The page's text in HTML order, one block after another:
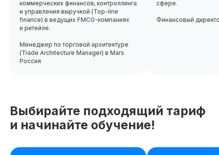
коммерческих финансов, контроллинга
и управления выручкой (Top-line
finance) в ведущих FMCG-компаниях
и ритейле.
Менеджер по торговой архитектуре
(Trade Architecture Manager) в Mars
Россия
сфере.
Финансовый
Выбирайте подходящий тариф
и начинайте обучение!
00 00
дней
00
часов минута
00
секунда